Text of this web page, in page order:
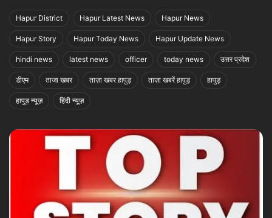
Hapur District Hapur Latest News Hapur News
Hapur Story Hapur Today News Hapur Update News
hindi news latest news officer today news उत्तर प्रदेश
डीएम ताजा खबर ताज़ा खबर हापुड़ ताज़ा खबरें हापुड़ हापुड़
हापुड़ न्यूज़ हिंदी न्यूज़